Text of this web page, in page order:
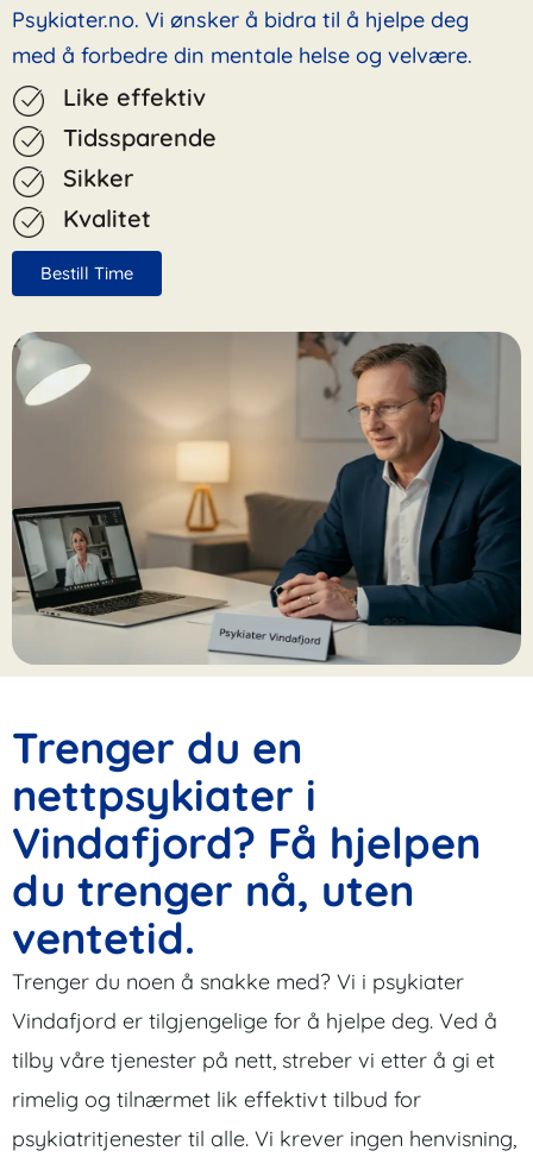
Psykiater.no. Vi ønsker å bidra til å hjelpe deg
med å forbedre din mentale helse og velvære.
Like effektiv
Tidssparende
Sikker
Kvalitet
Bestill Time
Trenger du en
nettpsykiater i
Vindafjord? Få hjelpen
du trenger nå, uten
ventetid.
Trenger du noen å snakke med? Vi i psykiater
Vindafjord er tilgjengelige for å hjelpe deg. Ved å
tilby våre tjenester på nett, streber vi etter å gi et
rimelig og tilnærmet lik effektivt tilbud for
psykiatritjenester til alle. Vi krever ingen henvisning,